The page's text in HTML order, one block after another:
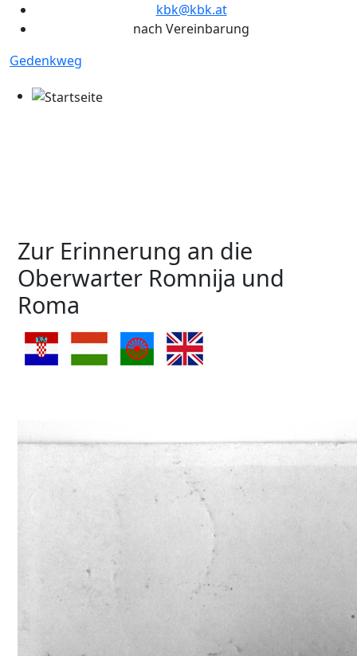
kbk@kbk.at
nach Vereinbarung
Gedenkweg
Zur Erinnerung an die
Oberwarter Romnija und
Roma